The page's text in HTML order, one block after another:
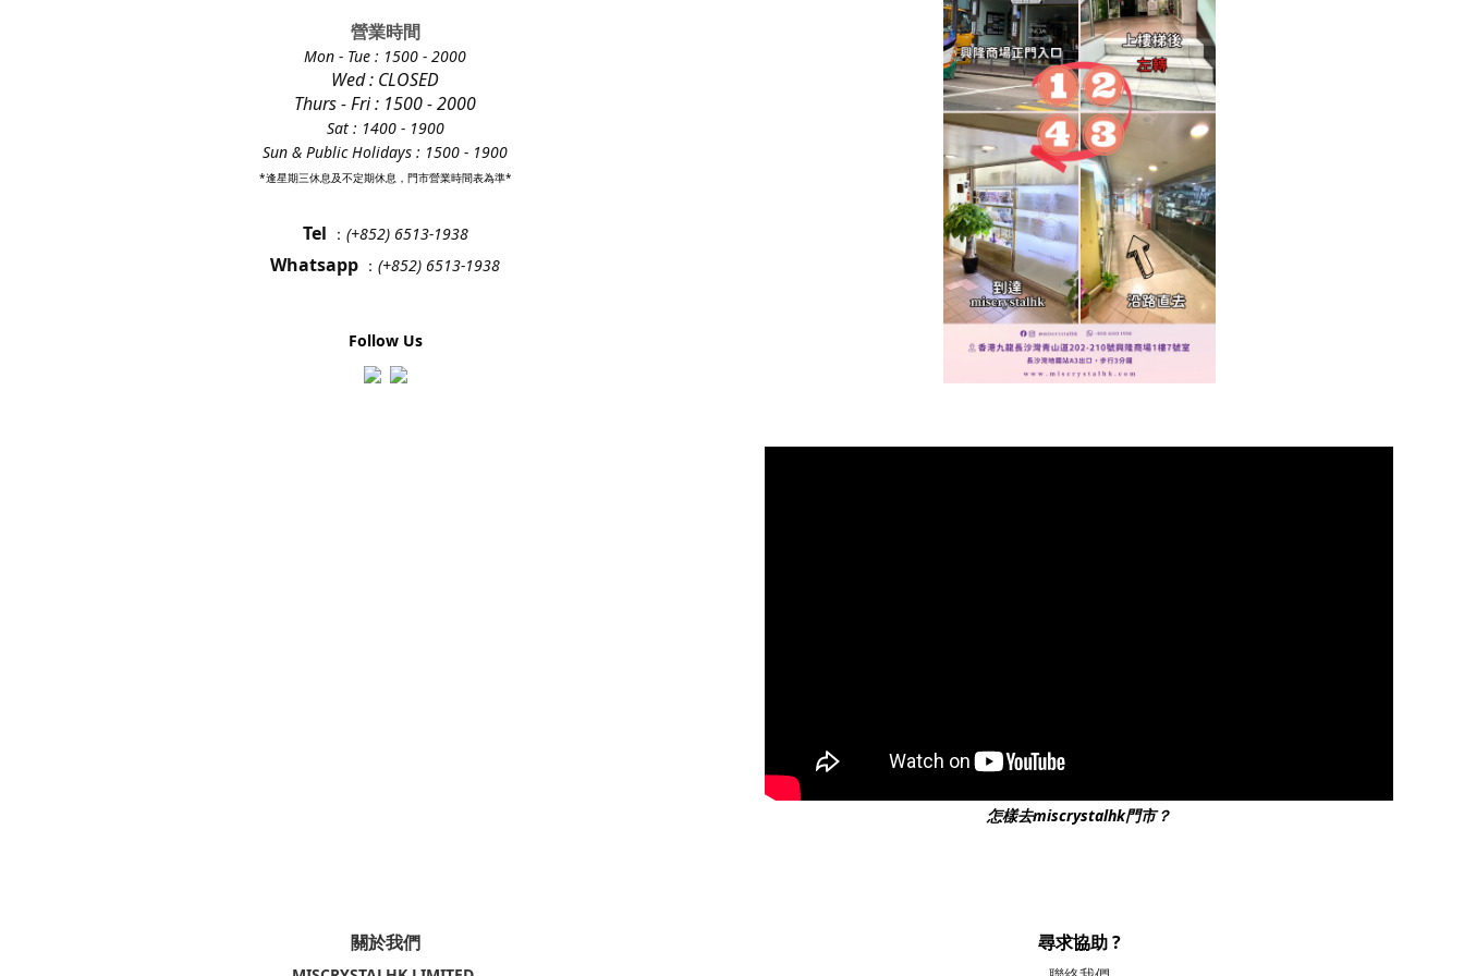
營業時間
Mon - Tue : 1500 - 2000
Wed : CLOSED
Thurs - Fri: 1500 - 2000
Sat : 1400 - 1900
Sun & Public Holidays : 1500 - 1900
*逢星期三休息及不定期休息，門市營業時間表為準*
Tel ： (+852) 6513-1938
Whatsapp ： (+852) 6513-1938
Follow Us
怎樣去miscrystalhk門市？
關於我們 尋求協助 ?